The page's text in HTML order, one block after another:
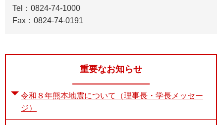
Tel：0824-74-1000
Fax：0824-74-0191
重要なお知らせ
令和８年熊本地震について（理事長・学長メッセー
ジ）